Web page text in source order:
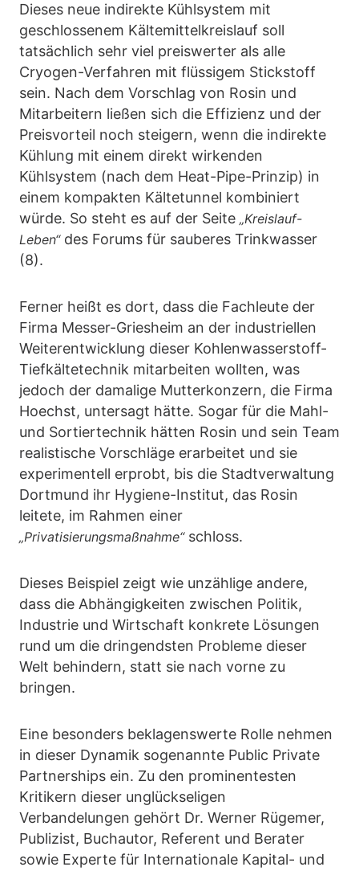
Dieses neue indirekte Kühlsystem mit
geschlossenem Kältemittelkreislauf soll
tatsächlich sehr viel preiswerter als alle
Cryogen-Verfahren mit flüssigem Stickstoff
sein. Nach dem Vorschlag von Rosin und
Mitarbeitern ließen sich die Effizienz und der
Preisvorteil noch steigern, wenn die indirekte
Kühlung mit einem direkt wirkenden
Kühlsystem (nach dem Heat-Pipe-Prinzip) in
einem kompakten Kältetunnel kombiniert
würde. So steht es auf der Seite „Kreislauf-
Leben“des Forums für sauberes Trinkwasser
(8).
Ferner heißt es dort, dass die Fachleute der
Firma Messer-Griesheim an der industriellen
Weiterentwicklung dieser Kohlenwasserstoff-
Tiefkältetechnik mitarbeiten wollten, was
jedoch der damalige Mutterkonzern, die Firma
Hoechst, untersagt hätte. Sogar für die Mahl-
und Sortiertechnik hätten Rosin und sein Team
realistische Vorschläge erarbeitet und sie
experimentell erprobt, bis die Stadtverwaltung
Dortmund ihr Hygiene-Institut, das Rosin
leitete, im Rahmen einer
„Privatisierungsmaßnahme“schloss.
Dieses Beispiel zeigt wie unzählige andere,
dass die Abhängigkeiten zwischen Politik,
Industrie und Wirtschaft konkrete Lösungen
rund um die dringendsten Probleme dieser
Welt behindern, statt sie nach vorne zu
bringen.
Eine besonders beklagenswerte Rolle nehmen
in dieser Dynamik sogenannte Public Private
Partnerships ein. Zu den prominentesten
Kritikern dieser unglückseligen
Verbandelungen gehört Dr. Werner Rügemer,
Publizist, Buchautor, Referent und Berater
sowie Experte für Internationale Kapital- und